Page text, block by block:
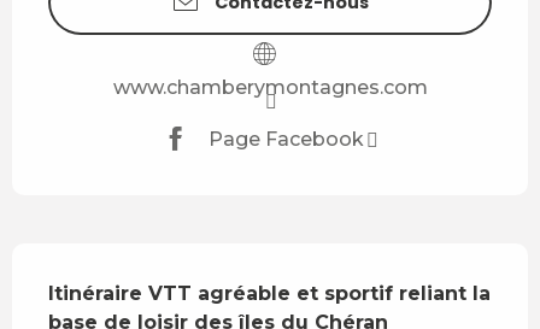
www.chamberymontagnes.com
Page Facebook
Itinéraire VTT agréable et sportif reliant la
base de loisir des îles du Chéran